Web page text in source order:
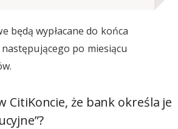
będą wypłacane do końca
po miesiącu
CitiKoncie, że bank określa je